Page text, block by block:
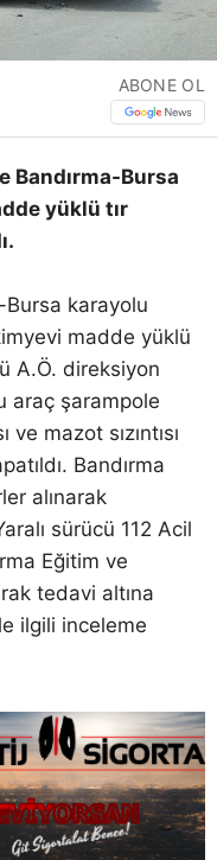
Instagram
ABONE OL
Bandırma-Bursa
yüklü tır
Bursa karayolu
madde yüklü
A.Ö. direksiyon
araç şarampole
mazot sızıntısı
Bandırma
alınarak
sürücü 112 Acil
Eğitim ve
tedavi altına
ilgili inceleme